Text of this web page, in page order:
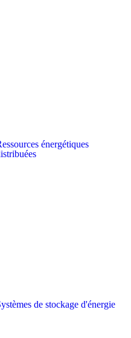
énergétiques
de stockage d'énergie